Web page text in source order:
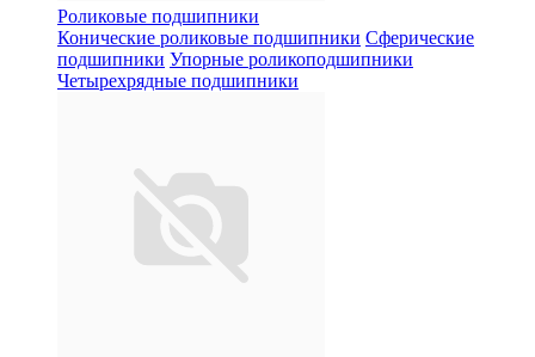
Роликовые подшипники
Конические роликовые подшипники Сферические
подшипники Упорные роликоподшипники
Четырехрядные подшипники